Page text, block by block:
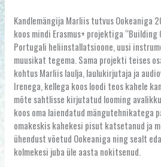
Kandlemängija Marliis tutvus Ookeaniga
koos mindi Erasmus+ projektiga “Building
Portugali heliinstallatsioone, uusi
muusikat tegema. Sama projekti teises
kohtus Marliis laulja, laulukirjutaja ja
Irenega, kellega koos loodi teos kahele
mõte sahtlisse kirjutatud looming
koos oma laiendatud mängutehnikatega
omakeskis kahekesi pisut katsetanud ja
ühendust võetud Ookeaniga ning sealt
kolmekesi juba üle aasta nokitsenud.